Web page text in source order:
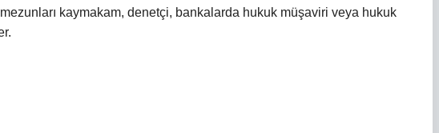
kaymakam, denetçi, bankalarda hukuk müşaviri veya hukuk